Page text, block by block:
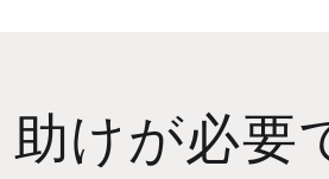
助けが必要